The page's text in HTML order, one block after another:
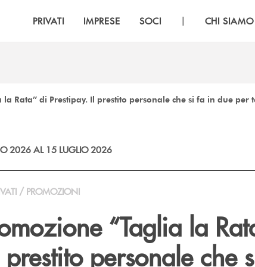
PRIVATI IMPRESE SOCI | CHI SIAMO
Rata” di Prestipay. Il prestito personale che si fa in due per
2026 AL 15 LUGLIO 2026
/ PROMOZIONI
“Taglia la
prestito personale che